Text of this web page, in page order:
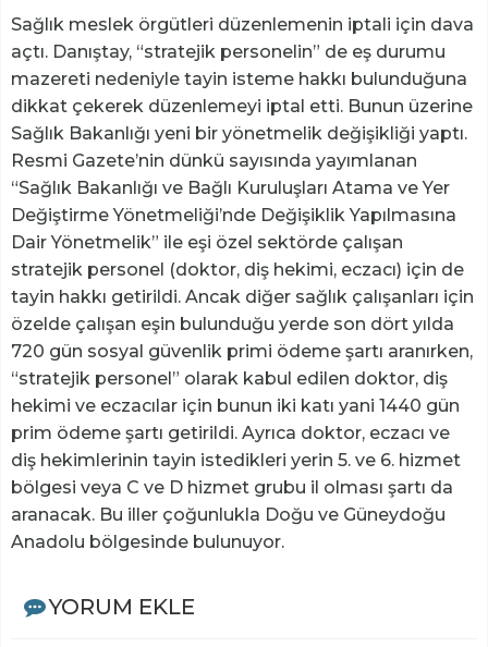
Sağlık meslek örgütleri düzenlemenin iptali için dava
açtı. Danıştay, “stratejik personelin” de eş durumu
mazereti nedeniyle tayin isteme hakkı bulunduğuna
dikkat çekerek düzenlemeyi iptal etti. Bunun üzerine
Sağlık Bakanlığı yeni bir yönetmelik değişikliği yaptı.
Resmi Gazete’nin dünkü sayısında yayımlanan
“Sağlık Bakanlığı ve Bağlı Kuruluşları Atama ve Yer
Değiştirme Yönetmeliği’nde Değişiklik Yapılmasına
Dair Yönetmelik” ile eşi özel sektörde çalışan
stratejik personel (doktor, diş hekimi, eczacı) için de
tayin hakkı getirildi. Ancak diğer sağlık çalışanları için
özelde çalışan eşin bulunduğu yerde son dört yılda
720 gün sosyal güvenlik primi ödeme şartı aranırken,
“stratejik personel” olarak kabul edilen doktor, diş
hekimi ve eczacılar için bunun iki katı yani 1440 gün
prim ödeme şartı getirildi. Ayrıca doktor, eczacı ve
diş hekimlerinin tayin istedikleri yerin 5. ve 6. hizmet
bölgesi veya C ve D hizmet grubu il olması şartı da
aranacak. Bu iller çoğunlukla Doğu ve Güneydoğu
Anadolu bölgesinde bulunuyor.
YORUM EKLE